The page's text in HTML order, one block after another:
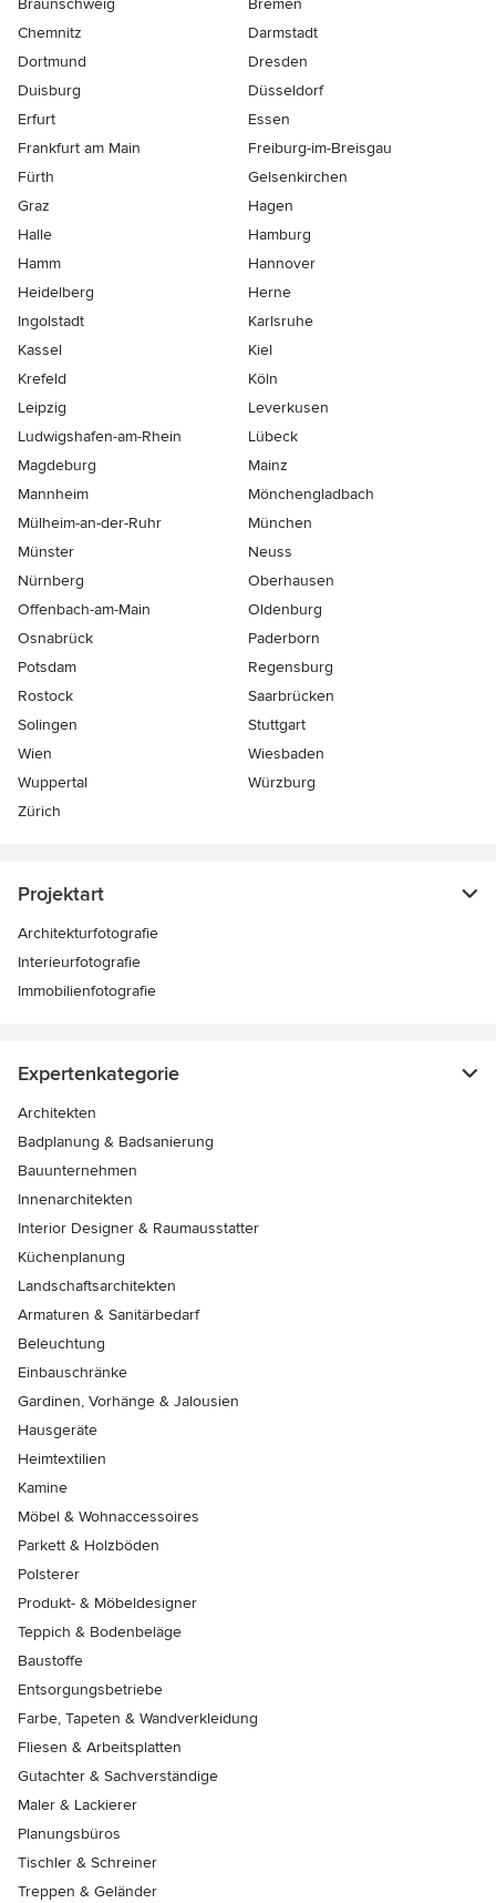
Braunschweig
Bremen
Chemnitz
Darmstadt
Dortmund
Dresden
Duisburg
Düsseldorf
Erfurt
Essen
Frankfurt am Main
Freiburg-im-Breisgau
Fürth
Gelsenkirchen
Graz
Hagen
Halle
Hamburg
Hamm
Hannover
Heidelberg
Herne
Ingolstadt
Karlsruhe
Kassel
Kiel
Krefeld
Köln
Leipzig
Leverkusen
Ludwigshafen-am-Rhein
Lübeck
Magdeburg
Mainz
Mannheim
Mönchen­gladbach
Mülheim-an-der-Ruhr
München
Münster
Neuss
Nürnberg
Oberhausen
Offenbach-am-Main
Oldenburg
Osnabrück
Paderborn
Potsdam
Regensburg
Rostock
Saarbrücken
Solingen
Stuttgart
Wien
Wiesbaden
Wuppertal
Würzburg
Zürich
Projektart
Architekturfotografie
Interieurfotografie
Immobilienfotografie
Expertenkategorie
Architekten
Badplanung & Badsanierung
Bauunternehmen
Innenarchitekten
Interior Designer & Raumausstatter
Küchenplanung
Landschaftsarchitekten
Armaturen & Sanitärbedarf
Beleuchtung
Einbauschränke
Gardinen, Vorhänge & Jalousien
Hausgeräte
Heimtextilien
Kamine
Möbel & Wohnaccessoires
Parkett & Holzböden
Polsterer
Produkt- & Möbeldesigner
Teppich & Bodenbeläge
Baustoffe
Entsorgungsbetriebe
Farbe, Tapeten & Wandverkleidung
Fliesen & Arbeitsplatten
Gutachter & Sachverständige
Maler & Lackierer
Planungsbüros
Tischler & Schreiner
Treppen & Geländer